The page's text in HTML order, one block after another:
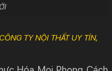
TY NỘI THẤT UY TÍN,